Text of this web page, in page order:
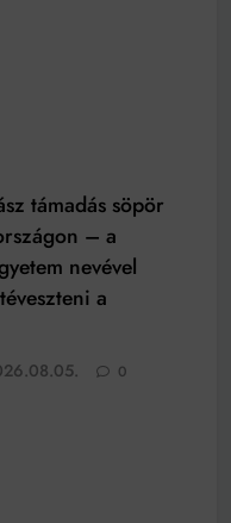
támadás söpör
– a
nevével
a
0